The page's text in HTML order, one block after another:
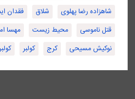
شاهزاده رضا پهلوی
شلاق فقدان
قتل ناموسی
محیط زیست
مهسا
نوکیش مسیحی
کرج کولبر